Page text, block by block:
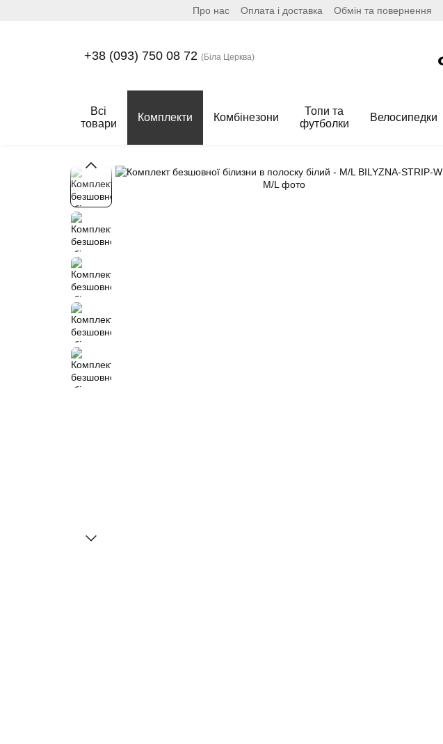
Про нас Оплата і доставка Обмін та повернення
+38 (093) 750 08 72 (Біла Церква)
Всі
товари
Комплекти Комбінезони
Топи та
футболки
Велосипедки